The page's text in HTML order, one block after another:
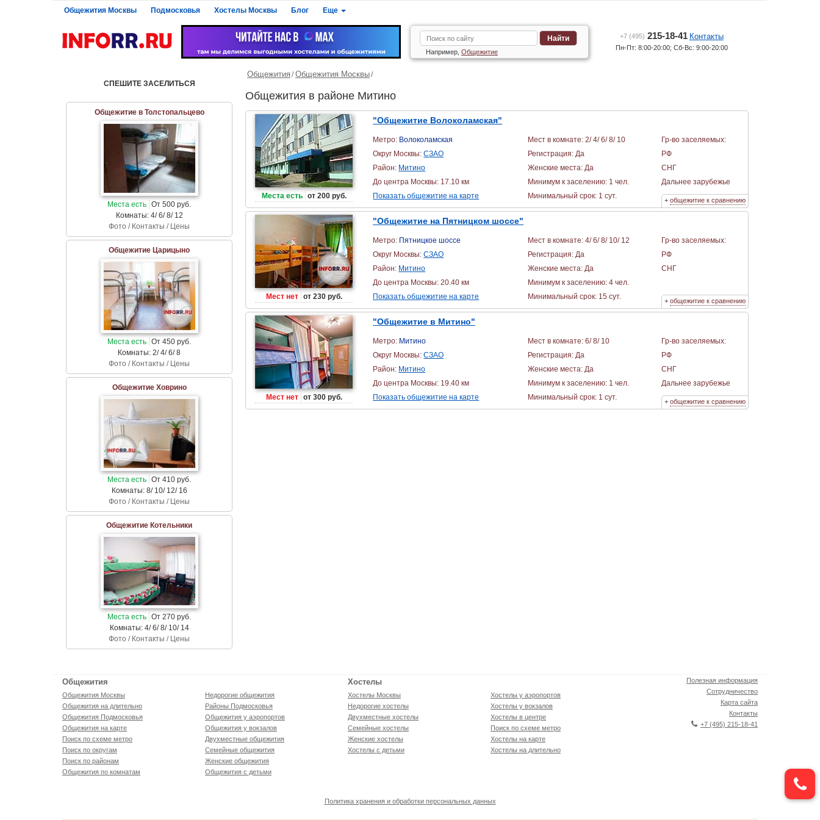
Общежития Москвы Подмосковья Хостелы Москвы Блог Еще
Найти
Например, Общежитие
+7 (495) 215-18-41 Контакты
Пн-Пт: 8:00-20:00; Сб-Вс: 9:00-20:00
СПЕШИТЕ ЗАСЕЛИТЬСЯ
Общежитие в Толстопальцево
Места есть От 500 руб.
Комнаты: 4/ 6/ 8/ 12
Фото / Контакты / Цены
Общежитие Царицыно
Места есть От 450 руб.
Комнаты: 2/ 4/ 6/ 8
Фото / Контакты / Цены
Общежитие Ховрино
Места есть От 410 руб.
Комнаты: 8/ 10/ 12/ 16
Фото / Контакты / Цены
Общежитие Котельники
Места есть От 270 руб.
Комнаты: 4/ 6/ 8/ 10/ 14
Фото / Контакты / Цены
Общежития Общежития Москвы
Общежития в районе Митино
"Общежитие Волоколамская"
Места есть от 200 руб.
Метро: Волоколамская
Округ Москвы:СЗАО
Район: Митино
До центра Москвы: 17.10 км
Показать общежитие на карте
Мест в комнате: 2/ 4/ 6/ 8/ 10
Регистрация: Да
Женские места: Да
Минимум к заселению: 1 чел.
Минимальный срок: 1 сут.
Гр-во заселяемых:
РФ
СНГ
Дальнее зарубежье
+ общежитие к сравнению
"Общежитие на Пятницком шоссе"
Мест нет от 230 руб.
Метро: Пятницкое шоссе
Округ Москвы:СЗАО
Район: Митино
До центра Москвы: 20.40 км
Показать общежитие на карте
Мест в комнате: 4/ 6/ 8/ 10/ 12
Регистрация: Да
Женские места: Да
Минимум к заселению: 4 чел.
Минимальный срок: 15 сут.
Гр-во заселяемых:
РФ
СНГ
+ общежитие к сравнению
"Общежитие в Митино"
Мест нет от 300 руб.
Метро: Митино
Округ Москвы:СЗАО
Район: Митино
До центра Москвы: 19.40 км
Показать общежитие на карте
Мест в комнате: 6/ 8/ 10
Регистрация: Да
Женские места: Да
Минимум к заселению: 1 чел.
Минимальный срок: 1 сут.
Гр-во заселяемых:
РФ
СНГ
Дальнее зарубежье
+ общежитие к сравнению
Общежития
Общежития Москвы
Общежития на длительно
Общежития Подмосковья
Общежития на карте
Поиск по схеме метро
Поиск по округам
Поиск по районам
Общежития по комнатам
Недорогие общежития
Районы Подмосковья
Общежития у аэропортов
Общежития у вокзалов
Двухместные общежития
Семейные общежития
Женские общежития
Общежития с детьми
Хостелы
Хостелы Москвы
Недорогие хостелы
Двухместные хостелы
Семейные хостелы
Женские хостелы
Хостелы с детьми
Хостелы у аэропортов
Хостелы у вокзалов
Хостелы в центре
Поиск по схеме метро
Хостелы на карте
Хостелы на длительно
Полезная информация
Сотрудничество
Карта сайта
Контакты
+7 (495) 215-18-41
Политика хранения и обработки персональных данных